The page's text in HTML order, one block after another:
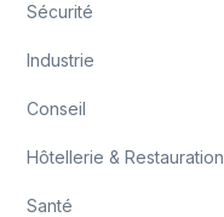
Sécurité
Industrie
Conseil
Hôtellerie & Restauration
Santé